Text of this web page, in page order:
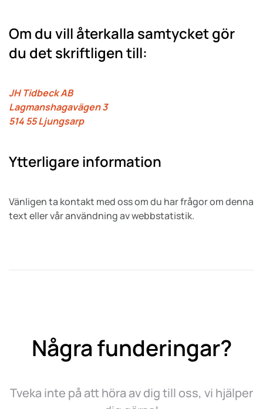
Om du vill återkalla samtycket gör
du det skriftligen till:
JH Tidbeck AB
Lagmanshagavägen 3
514 55 Ljungsarp
Ytterligare information
Vänligen ta kontakt med oss om du har frågor om denna
text eller vår användning av webbstatistik.
Några funderingar?
Tveka inte på att höra av dig till oss, vi hjälper